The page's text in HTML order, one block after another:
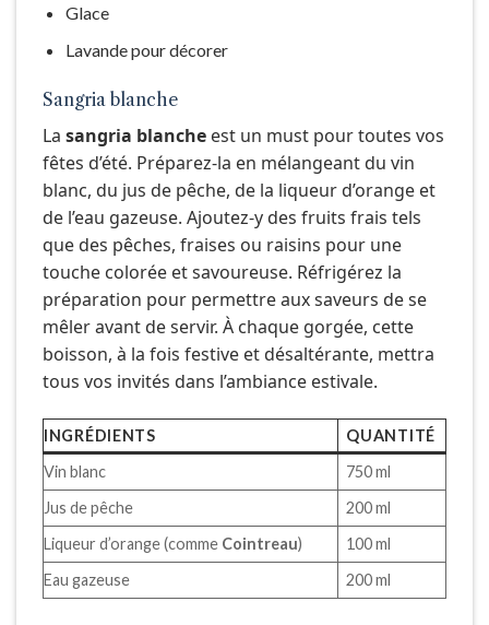
Glace
Lavande pour décorer
Sangria blanche
La sangria blanche est un must pour toutes vos
fêtes d’été. Préparez-la en mélangeant du vin
blanc, du jus de pêche, de la liqueur d’orange et
de l’eau gazeuse. Ajoutez-y des fruits frais tels
que des pêches, fraises ou raisins pour une
touche colorée et savoureuse. Réfrigérez la
préparation pour permettre aux saveurs de se
mêler avant de servir. À chaque gorgée, cette
boisson, à la fois festive et désaltérante, mettra
tous vos invités dans l’ambiance estivale.
INGRÉDIENTS
QUANTITÉ
Vin blanc
750 ml
Jus de pêche
200 ml
Liqueur d’orange (comme Cointreau)
100 ml
Eau gazeuse
200 ml